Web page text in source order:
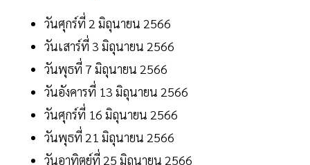
วันศุกร์ที่ 2 มิถุนายน 2566
วันเสาร์ที่ 3 มิถุนายน 2566
วันพุธที่ 7 มิถุนายน 2566
วันอังคารที่ 13 มิถุนายน 2566
วันศุกร์ที่ 16 มิถุนายน 2566
วันพุธที่ 21 มิถุนายน 2566
วันอาทิตย์ที่ 25 มิถุนายน 2566